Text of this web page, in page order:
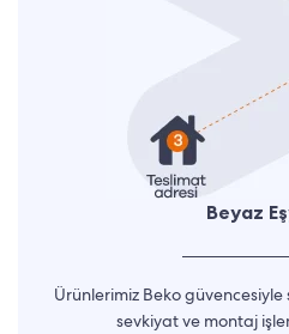
Beyaz
Ürünlerimiz Beko güvencesiyle
sevkiyat ve montaj